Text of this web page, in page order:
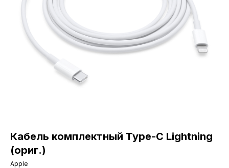
Кабель комплектный Type-C Lightning
(ориг.)
Apple